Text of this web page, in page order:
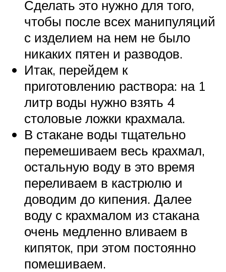
Сделать это нужно для того,
чтобы после всех манипуляций
с изделием на нем не было
никаких пятен и разводов.
Итак, перейдем к
приготовлению раствора: на 1
литр воды нужно взять 4
столовые ложки крахмала.
В стакане воды тщательно
перемешиваем весь крахмал,
остальную воду в это время
переливаем в кастрюлю и
доводим до кипения. Далее
воду с крахмалом из стакана
очень медленно вливаем в
кипяток, при этом постоянно
помешиваем.